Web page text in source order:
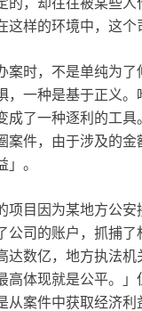
这样的环境中，这
案时，不是单纯为
，一种是基于正义
成了一种逐利的工
案件，由于涉及的
。
项目因为某地方公
公司的账户，抓捕
达数亿，地方执法
高体现就是公平。
从案件中获取经济利